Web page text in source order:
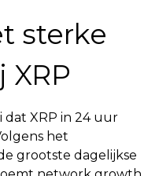
sterke
dat XRP in 24 uur
het
grootste dagelijkse